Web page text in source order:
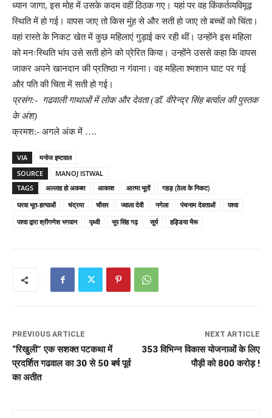
ध्यान जागा, इस मोह में उसके कदम वहीं ठिठक गए। यहां पर वह किंकर्तव्यविमूढ़
स्थिति में हो गई। वापस जाए तो किस मुंह से और सती हो जाए तो बच्चों को चिंता।
वहां रास्ते के निकट खेत में कुछ महिलाएं गुड़ाई कर रही थीं। उन्होंने इस महिला
को मनःस्थिति भांप उसे सती होने को प्रेरित किया। उन्होंने उससे कहा कि वापस
जाकर अपने खानदान की प्रतिष्ठा न गंवाना। वह महिला श्मशान घाट पर गई
और पति की चिता में सती हो गई।
प्रसंग:- गढवाली गाथाओं में लोक और देवता (डॉ. वीरेन्द्र सिंह बर्त्वाल की पुस्तक
के अंश)
क्रमश:- अगले अंक में ….
VIA
मनोज इष्टवाल
SOURCE
MANOJ ISTWAL
TAGS
अल्लाह हो अकबर आकाश आत्मा भूतों
गहड़ (ठेला के निकट)
घरवा भूत-हत्याओं
चंद्रमा चौसर ज्वाला देवी नगेला पंचनाम देवताओं
पश्वा
पश्वा द्वारा श्रीगणेश भगवान
पृथ्वी भूप सिंह गढ़ सूर्य हड्डिया भैरू
PREVIOUS ARTICLE
“रिखुली” एक सशक्त पटकथा में
प्रदर्शित गढवाल का 30 से 50 बर्ष पूर्व
का अतीत
NEXT ARTICLE
353 विभिन्न विकास योजनाओं के लिए
पौड़ी को 800 करोड़ !